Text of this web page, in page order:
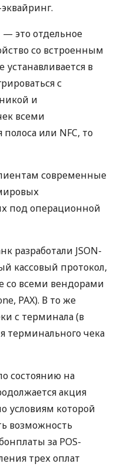
— это отдельное
со встроенным
в
с
и
всеми
или NFC, то
современные
под операционной
разработали JSON-
кассовый протокол,
всеми вендорами
PAX). В то же
с терминала (в
терминального чека
состоянию на
акция
условиям которой
возможность
за POS-
трех оплат